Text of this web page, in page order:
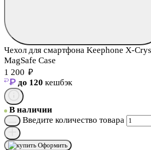
Чехол для смартфона Keephone X-
MagSafe Case
1 200 ₽
до 120 кешбэк
В наличии
Введите количество товара
Оформить